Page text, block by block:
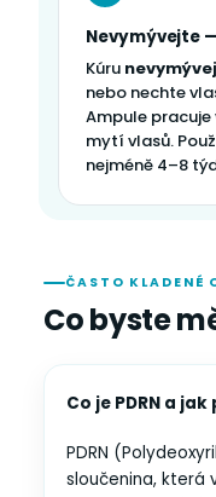
Nevymývejte
Kúru
nebo nechte
Ampule
mytí vlasů.
nejméně 4–8
ČASTO KLADENÉ
Co byste
Co je PDRN a
PDRN
sloučenina, která